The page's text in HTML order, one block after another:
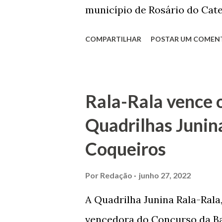
município de Rosário do
apontam que alguns
apropriar-se da volumosa
de Janeiro e casou-se com
Melo mandou construir a
COMPARTILHAR POSTAR UM
Rala-Rala vence
Quadrilhas
Coqueiros
Por Redação junho 27, 2022
A Quadrilha Junina Rala-
vencedora do Concurso da